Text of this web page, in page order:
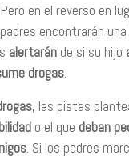
en el reverso en
encontrarán una
alertarán de si su hijo
drogas.
, las pistas
o el que deban
. Si los padres